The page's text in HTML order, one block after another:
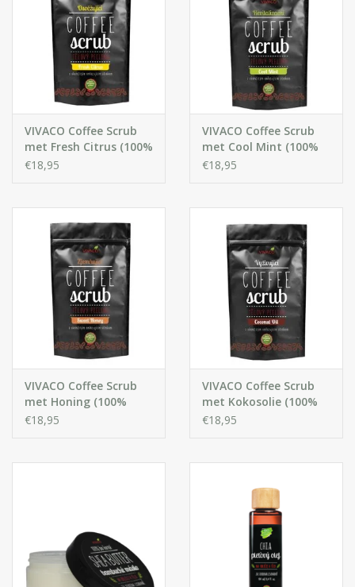
VIVACO Coffee Scrub
met Fresh Citrus (100%
organisch)
€18,95
VIVACO Coffee Scrub
met Cool Mint (100%
organisch)
€18,95
VIVACO Coffee Scrub
met Honing (100%
organisch)
€18,95
VIVACO Coffee Scrub
met Kokosolie (100%
organisch)
€18,95